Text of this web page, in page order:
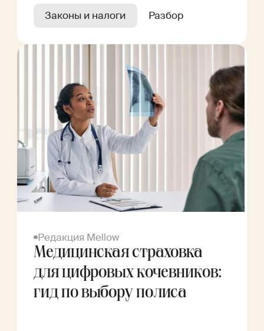
Законы и налоги Разбор
Редакция Mellow
Медицинская страховка
для цифровых кочевников:
гид по выбору полиса